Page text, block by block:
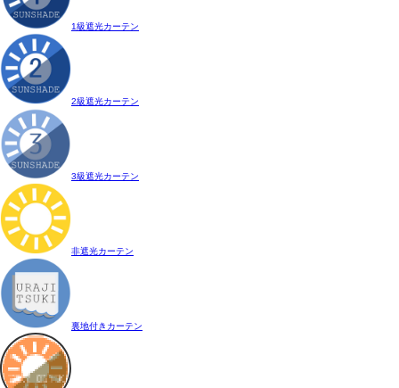
1級遮光カーテン
2級遮光カーテン
3級遮光カーテン
非遮光カーテン
裏地付きカーテン